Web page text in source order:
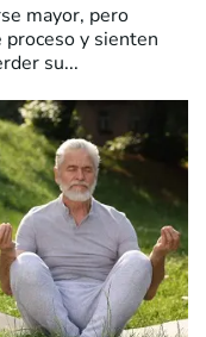
mayor, pero
y sienten
su...